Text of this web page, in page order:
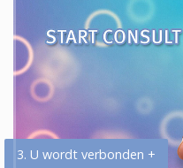
3. U wordt verbonden +